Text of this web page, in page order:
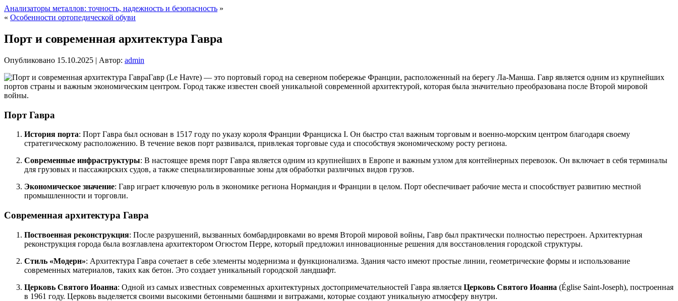
Анализаторы металлов: точность, надежность и безопасность »
« Особенности ортопедической обуви
Порт и современная архитектура Гавра
Опубликовано 15.10.2025 | Автор: admin
Гавр (Le Havre) — это портовый город на северном побережье Франции, расположенный на берегу Ла-Манша. Гавр является одним из крупнейших
портов страны и важным экономическим центром. Город также известен своей уникальной современной архитектурой, которая была значительно преобразована после Второй мировой
войны.
Порт Гавра
История порта: Порт Гавра был основан в 1517 году по указу короля Франции Франциска I. Он быстро стал важным торговым и военно-морским центром благодаря своему
стратегическому расположению. В течение веков порт развивался, привлекая торговые суда и способствуя экономическому росту региона.
Современные инфраструктуры: В настоящее время порт Гавра является одним из крупнейших в Европе и важным узлом для контейнерных перевозок. Он включает в себя терминалы
для грузовых и пассажирских судов, а также специализированные зоны для обработки различных видов грузов.
Экономическое значение: Гавр играет ключевую роль в экономике региона Нормандия и Франции в целом. Порт обеспечивает рабочие места и способствует развитию местной
промышленности и торговли.
Современная архитектура Гавра
Поствоенная реконструкция: После разрушений, вызванных бомбардировками во время Второй мировой войны, Гавр был практически полностью перестроен. Архитектурная
реконструкция города была возглавлена архитектором Огюстом Перре, который предложил инновационные решения для восстановления городской структуры.
Стиль «Модерн»: Архитектура Гавра сочетает в себе элементы модернизма и функционализма. Здания часто имеют простые линии, геометрические формы и использование
современных материалов, таких как бетон. Это создает уникальный городской ландшафт.
Церковь Святого Иоанна: Одной из самых известных современных архитектурных достопримечательностей Гавра является Церковь Святого Иоанна (Église Saint-Joseph), построенная
в 1961 году. Церковь выделяется своими высокими бетонными башнями и витражами, которые создают уникальную атмосферу внутри.